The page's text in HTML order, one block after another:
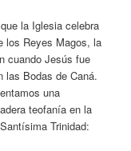
la Iglesia celebra
los Reyes Magos, la
cuando Jesús fue
Bodas de Caná.
una
teofanía en la
Trinidad: